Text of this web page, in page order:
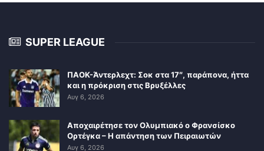
SUPER LEAGUE
ΠΑΟΚ-Άντερλεχτ: Σοκ στα 17″, παράπονα, ήττα
και η πρόκριση στις Βρυξέλλες
Αυγ 6, 2026
Αποχαιρέτησε τον Ολυμπιακό ο Φρανσίσκο
Ορτέγκα – Η απάντηση των Πειραιωτών
Αυγ 6, 2026